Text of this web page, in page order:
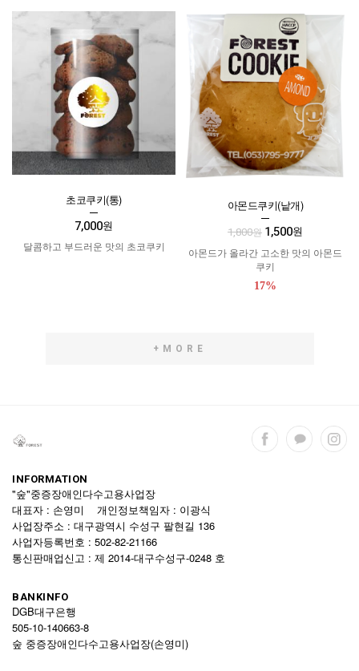
초코쿠키(통)
7,000원
달콤하고 부드러운 맛의 초코쿠키
아몬드쿠키(낱개)
1,800원 1,500원
아몬드가 올라간 고소한 맛의 아몬드
쿠키
17%
+MORE
INFORMATION
"숲"중증장애인다수고용사업장
대표자 : 손영미 개인정보책임자 : 이광식
사업장주소 : 대구광역시 수성구 팔현길 136
사업자등록번호 : 502-82-21166
통신판매업신고 : 제 2014-대구수성구-0248 호
BANKINFO
DGB대구은행
505-10-140663-8
숲 중증장애인다수고용사업장(손영미)